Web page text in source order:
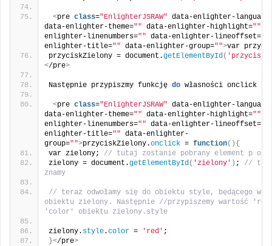
<pre class="EnlighterJSRAW" data-enlighter-
data-enlighter-theme="" data-enlighter-highlight=""
enlighter-linenumbers="" data-enlighter-lineoffset=
enlighter-title="" data-enlighter-group="">var
przyciskZielony = document.getElementById(
</pre>
Następnie przypiszmy funkcję do własności onclick
<pre class="EnlighterJSRAW" data-enlighter-
data-enlighter-theme="" data-enlighter-highlight=""
enlighter-linenumbers="" data-enlighter-lineoffset=
enlighter-title="" data-enlighter-
group="">przyciskZielony.onclick = function(){
var zielony; // tutaj zostanie pobrany element p o
zielony = document.getElementById( 'zielony' ) ; // tą
znamy
// teraz odwołamy się do obiektu style, będącego
obiektu zielony. Następnie //przypiszemy wartość
'color' obiektu zielony.style
zielony. style.color = 'red' ;
}</pre>